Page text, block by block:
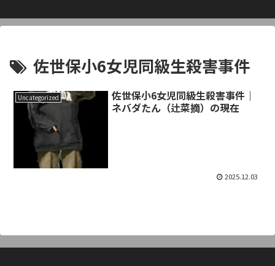
佐世保小6女児同級生殺害事件
Uncategorized
佐世保小6女児同級生殺害事件｜
ネバダたん（辻菜摘）の現在
2025.12.03